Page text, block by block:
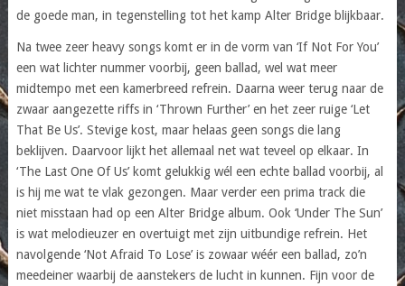
de goede man, in tegenstelling tot het kamp Alter Bridge blijkbaar.
Na twee zeer heavy songs komt er in de vorm van ‘If Not For You’
een wat lichter nummer voorbij, geen ballad, wel wat meer
midtempo met een kamerbreed refrein. Daarna weer terug naar de
zwaar aangezette riffs in ‘Thrown Further’ en het zeer ruige ‘Let
That Be Us’. Stevige kost, maar helaas geen songs die lang
beklijven. Daarvoor lijkt het allemaal net wat teveel op elkaar. In
‘The Last One Of Us’ komt gelukkig wél een echte ballad voorbij, al
is hij me wat te vlak gezongen. Maar verder een prima track die
niet misstaan had op een Alter Bridge album. Ook ‘Under The Sun’
is wat melodieuzer en overtuigt met zijn uitbundige refrein. Het
navolgende ‘Not Afraid To Lose’ is zowaar wéér een ballad, zo’n
meedeiner waarbij de aanstekers de lucht in kunnen. Fijn voor de